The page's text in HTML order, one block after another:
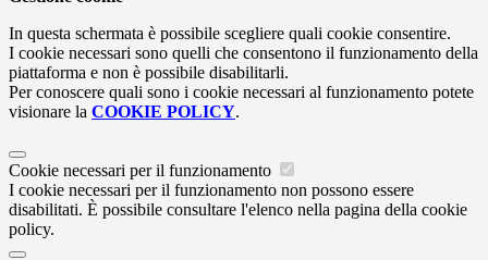
In questa schermata è possibile scegliere quali cookie consentire.
I cookie necessari sono quelli che consentono il funzionamento della
piattaforma e non è possibile disabilitarli.
Per conoscere quali sono i cookie necessari al funzionamento potete
visionare la COOKIE POLICY.
Cookie necessari per il funzionamento
I cookie necessari per il funzionamento non possono essere
disabilitati. È possibile consultare l'elenco nella pagina della cookie
policy.